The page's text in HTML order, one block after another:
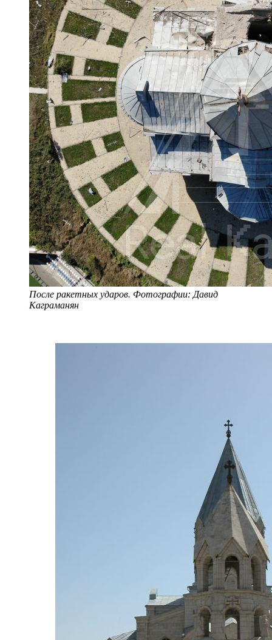
После ракетных ударов. Фотографии: Давид
Каграманян